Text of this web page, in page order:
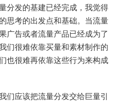
分发的基建已经完成，我觉得
思考的出发点和基础。当流量
广告或者流量产品已经成为了
们很难依靠买量和素材制作的
也很难再依靠这些行为来构成
们应该把流量分发交给巨量引